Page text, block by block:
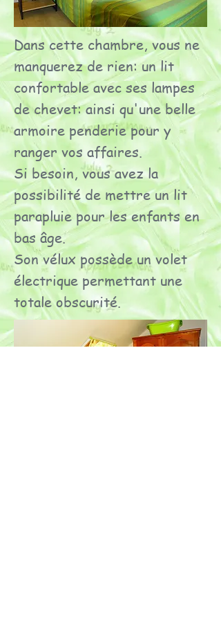
Dans cette chambre, vous ne
manquerez de rien: un lit
confortable avec ses lampes
de chevet: ainsi qu'une belle
armoire penderie pour y
ranger vos affaires.
Si besoin, vous avez la
possibilité de mettre un lit
parapluie pour les enfants en
bas âge.
Son vélux possède un volet
électrique permettant une
totale obscurité.